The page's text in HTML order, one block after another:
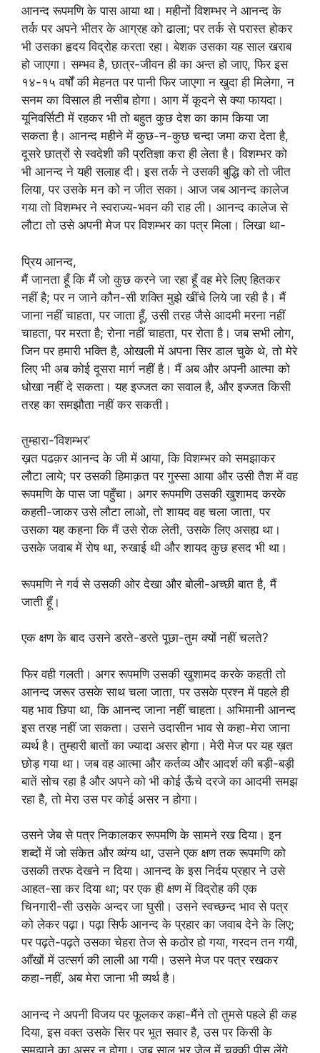
आनन्द रूपमणि के पास आया था। महीनों विशम्भर ने आनन्द के
तर्क पर अपने भीतर के आग्रह को ढाला; पर तर्क से परास्त होकर
भी उसका हृदय विद्रोह करता रहा। बेशक उसका यह साल खराब
हो जाएगा। सम्भव है, छात्र-जीवन ही का अन्त हो जाए, फिर इस
१४-१५ वर्षों की मेहनत पर पानी फिर जाएगा न खुदा ही मिलेगा, न
सनम का विसाल ही नसीब होगा। आग में कूदने से क्या फायदा।
यूनिवर्सिटी में रहकर भी तो बहुत कुछ देश का काम किया जा
सकता है। आनन्द महीने में कुछ-न-कुछ चन्दा जमा करा देता है,
दूसरे छात्रों से स्वदेशी की प्रतिज्ञा करा ही लेता है। विशम्भर को
भी आनन्द ने यही सलाह दी। इस तर्क ने उसकी बुद्धि को तो जीत
लिया, पर उसके मन को न जीत सका। आज जब आनन्द कालेज
गया तो विशम्भर ने स्वराज्य-भवन की राह ली। आनन्द कालेज से
लौटा तो उसे अपनी मेज पर विशम्भर का पत्र मिला। लिखा था-
प्रिय आनन्द,
मैं जानता हूँ कि मैं जो कुछ करने जा रहा हूँ वह मेरे लिए हितकर
नहीं है; पर न जाने कौन-सी शक्ति मुझे खींचे लिये जा रही है। मैं
जाना नहीं चाहता, पर जाता हूँ, उसी तरह जैसे आदमी मरना नहीं
चाहता, पर मरता है; रोना नहीं चाहता, पर रोता है। जब सभी लोग,
जिन पर हमारी भक्ति है, ओखली में अपना सिर डाल चुके थे, तो मेरे
लिए भी अब कोई दूसरा मार्ग नहीं है। मैं अब और अपनी आत्मा को
धोखा नहीं दे सकता। यह इज्जत का सवाल है, और इज्जत किसी
तरह का समझौता नहीं कर सकती।
तुम्हारा-‘विशम्भर’
ख़त पढक़र आनन्द के जी में आया, कि विशम्भर को समझाकर
लौटा लाये; पर उसकी हिमाक़त पर गुस्सा आया और उसी तैश में वह
रूपमणि के पास जा पहुँचा। अगर रूपमणि उसकी खुशामद करके
कहती-जाकर उसे लौटा लाओ, तो शायद वह चला जाता, पर
उसका यह कहना कि मैं उसे रोक लेती, उसके लिए असह्य था।
उसके जवाब में रोष था, रुखाई थी और शायद कुछ हसद भी था।
रूपमणि ने गर्व से उसकी ओर देखा और बोली-अच्छी बात है, मैं
जाती हूँ।
एक क्षण के बाद उसने डरते-डरते पूछा-तुम क्यों नहीं चलते?
फिर वही गलती। अगर रूपमणि उसकी खुशामद करके कहती तो
आनन्द जरूर उसके साथ चला जाता, पर उसके प्रश्न में पहले ही
यह भाव छिपा था, कि आनन्द जाना नहीं चाहता। अभिमानी आनन्द
इस तरह नहीं जा सकता। उसने उदासीन भाव से कहा-मेरा जाना
व्यर्थ है। तुम्हारी बातों का ज्यादा असर होगा। मेरी मेज पर यह ख़त
छोड़ गया था। जब वह आत्मा और कर्तव्य और आदर्श की बड़ी-बड़ी
बातें सोच रहा है और अपने को भी कोई ऊँचे दरजे का आदमी समझ
रहा है, तो मेरा उस पर कोई असर न होगा।
उसने जेब से पत्र निकालकर रूपमणि के सामने रख दिया। इन
शब्दों में जो संकेत और व्यंग्य था, उसने एक क्षण तक रूपमणि को
उसकी तरफ देखने न दिया। आनन्द के इस निर्दय प्रहार ने उसे
आहत-सा कर दिया था; पर एक ही क्षण में विद्रोह की एक
चिनगारी-सी उसके अन्दर जा घुसी। उसने स्वच्छन्द भाव से पत्र
को लेकर पढ़ा। पढ़ा सिर्फ आनन्द के प्रहार का जवाब देने के लिए;
पर पढ़ते-पढ़ते उसका चेहरा तेज से कठोर हो गया, गरदन तन गयी,
आँखों में उत्सर्ग की लाली आ गयी। उसने मेज पर पत्र रखकर
कहा-नहीं, अब मेरा जाना भी व्यर्थ है।
आनन्द ने अपनी विजय पर फूलकर कहा-मैंने तो तुमसे पहले ही कह
दिया, इस वक्त उसके सिर पर भूत सवार है, उस पर किसी के
समझाने का असर न होगा। जब साल भर जेल में चक्की पीस लेंगे